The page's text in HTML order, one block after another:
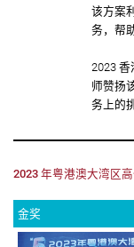
该方案
务，帮
2023
师赞扬
务上的
2023 年粤港澳大湾区
金奖